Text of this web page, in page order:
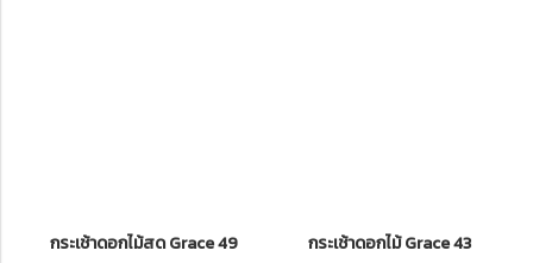
กระเช้าดอกไม้สด Grace 49
กระเช้าดอกไม้ Grace 43